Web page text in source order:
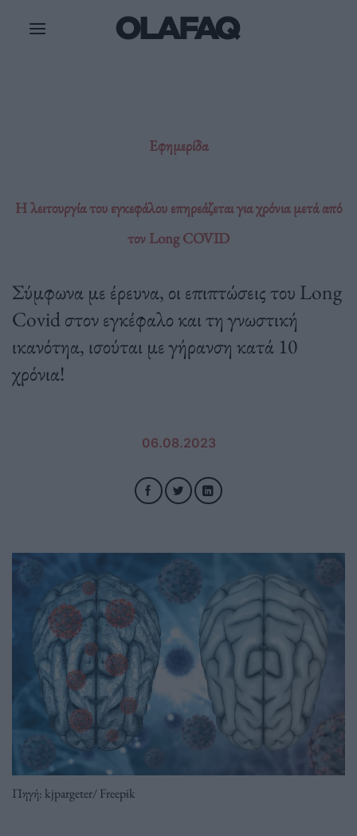
Εφημερίδα
Η λειτουργία του εγκεφάλου επηρεάζεται για χρόνια μετά από
τον Long COVID
Σύμφωνα με έρευνα, οι επιπτώσεις του Long
Covid στον εγκέφαλο και τη γνωστική
ικανότηα, ισούται με γήρανση κατά 10
χρόνια!
06.08.2023
Πηγή: kjpargeter/ Freepik